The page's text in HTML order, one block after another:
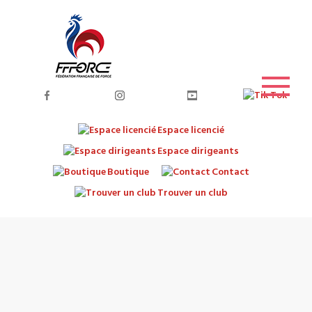
Espace licencié
Espace dirigeants
Boutique
Contact
Trouver un club